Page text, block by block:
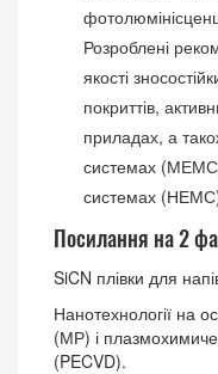
Розроблені
якості
покриттів,
приладах, а
системах
системах
Посилання на 2
SiCN плівки для
Нанотехнології на
(МР) і
(PECVD).